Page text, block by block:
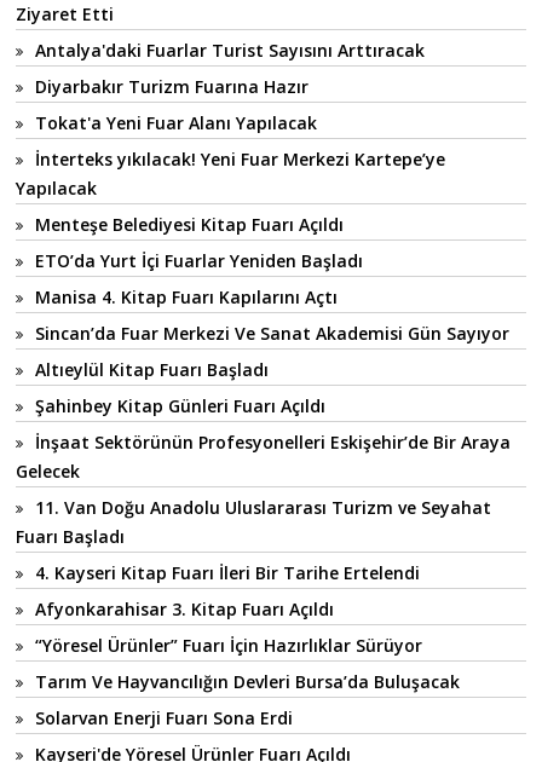
Ziyaret Etti
Antalya'daki Fuarlar Turist Sayısını Arttıracak
Diyarbakır Turizm Fuarına Hazır
Tokat'a Yeni Fuar Alanı Yapılacak
İnterteks yıkılacak! Yeni Fuar Merkezi Kartepe’ye
Yapılacak
Menteşe Belediyesi Kitap Fuarı Açıldı
ETO’da Yurt İçi Fuarlar Yeniden Başladı
Manisa 4. Kitap Fuarı Kapılarını Açtı
Sincan’da Fuar Merkezi Ve Sanat Akademisi Gün Sayıyor
Altıeylül Kitap Fuarı Başladı
Şahinbey Kitap Günleri Fuarı Açıldı
İnşaat Sektörünün Profesyonelleri Eskişehir’de Bir Araya
Gelecek
11. Van Doğu Anadolu Uluslararası Turizm ve Seyahat
Fuarı Başladı
4. Kayseri Kitap Fuarı İleri Bir Tarihe Ertelendi
Afyonkarahisar 3. Kitap Fuarı Açıldı
“Yöresel Ürünler” Fuarı İçin Hazırlıklar Sürüyor
Tarım Ve Hayvancılığın Devleri Bursa’da Buluşacak
Solarvan Enerji Fuarı Sona Erdi
Kayseri'de Yöresel Ürünler Fuarı Açıldı